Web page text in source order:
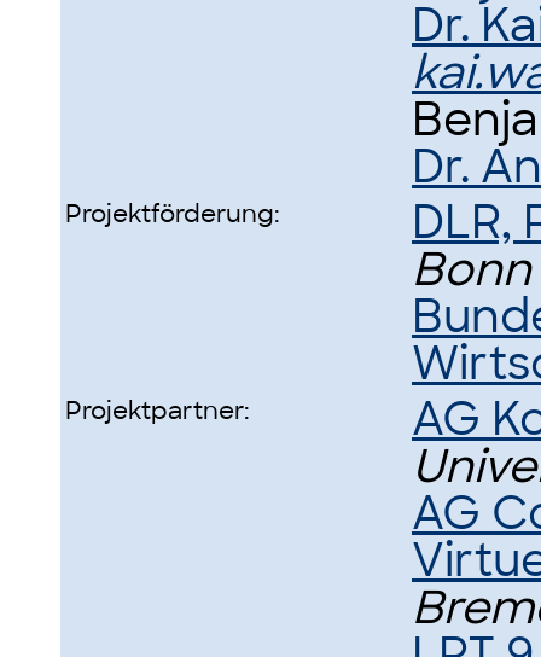
Dr.
Dr.
Projektförderung:
Bonn
Projektpartner:
AG
AG